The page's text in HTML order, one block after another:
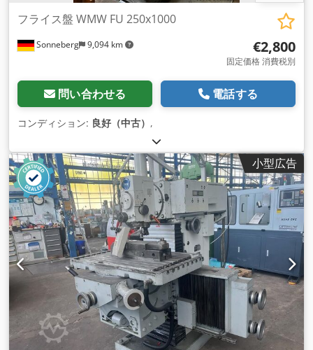
Sonneberg 9,094 km
フライス盤 WMW FU 250x1000
€2,800
固定価格 消費税別
問い合わせる 電話する
コンディション: 良好（中古） ,
小型広告